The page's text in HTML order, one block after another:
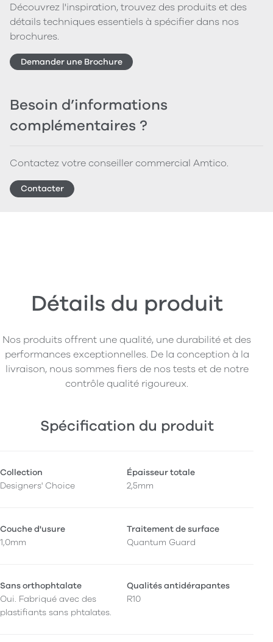
Découvrez l'inspiration, trouvez des produits et des
détails techniques essentiels à spécifier dans nos
brochures.
Demander une Brochure
Besoin d’informations
complémentaires ?
Contactez votre conseiller commercial Amtico.
Contacter
Détails du produit
Nos produits offrent une qualité, une durabilité et des
performances exceptionnelles. De la conception à la
livraison, nous sommes fiers de nos tests et de notre
contrôle qualité rigoureux.
Spécification du produit
Collection
Designers' Choice
Épaisseur totale
2,5mm
Couche d'usure
1,0mm
Traitement de surface
Quantum Guard
Sans orthophtalate
Oui. Fabriqué avec des
plastifiants sans phtalates.
Qualités antidérapantes
R10